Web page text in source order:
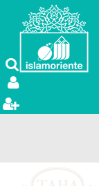
Skip to main content